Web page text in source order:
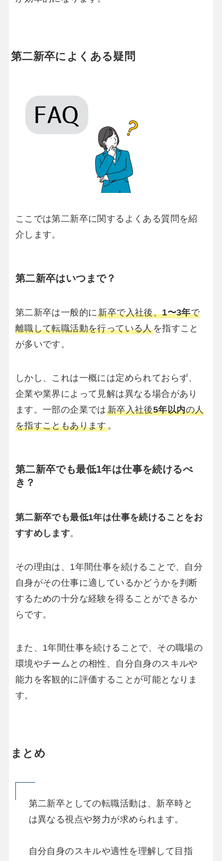
第二新卒によくある疑問
ここでは第二新卒に関するよくある質問を紹
介します。
第二新卒はいつまで？
第二新卒は一般的に新卒で入社後、1〜3年で
離職して転職活動を行っている人を指すこと
が多いです。
しかし、これは一概には定められておらず、
企業や業界によって見解は異なる場合があり
ます。一部の企業では新卒入社後5年以内の人
を指すこともあります。
第二新卒でも最低1年は仕事を続けるべ
き？
第二新卒でも最低1年は仕事を続けることをお
すすめします。
その理由は、1年間仕事を続けることで、自分
自身がその仕事に適しているかどうかを判断
するための十分な経験を得ることができるか
らです。
また、1年間仕事を続けることで、その職場の
環境やチームとの相性、自分自身のスキルや
能力を客観的に評価することが可能となりま
す。
まとめ
第二新卒としての転職活動は、新卒時と
は異なる視点や努力が求められます。
自分自身のスキルや適性を理解して目指